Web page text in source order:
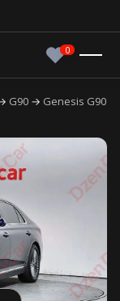
G90
Genesis G90